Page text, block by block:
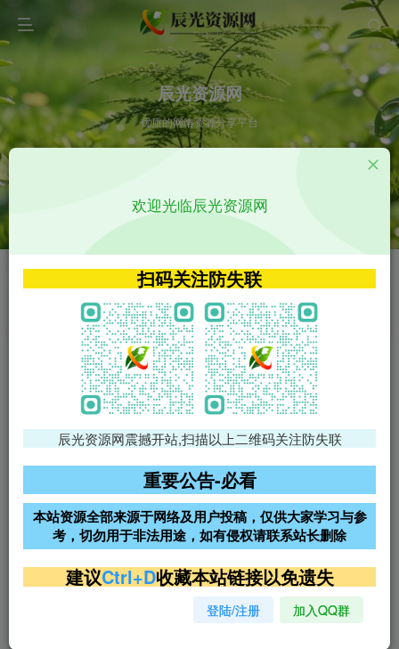
辰光资源网
优质的网络资源分享平台
VIP特权介绍 APP源码
VIP特权介绍
火
VIP特权介绍
影视源码
影视源码
免费领支付宝红包
腾讯轻量4核4G3M服务器38元/
阿里云2核2G200M服务器68元/
年
雨云高防免备案服务器
超低价文字广告位招租 超低价文字广告位招租
超低价文字广告位招租
欢迎光临辰光资源网
扫码关注防失联
辰光资源网震撼开站,扫描以上二维码关注防失联
重要公告-必看
本站资源全部来源于网络及用户投稿，仅供大家学习与参
考，切勿用于非法用途，如有侵权请联系站长删除
建议Ctrl+D收藏本站链接以免遗失
登陆/注册 加入QQ群